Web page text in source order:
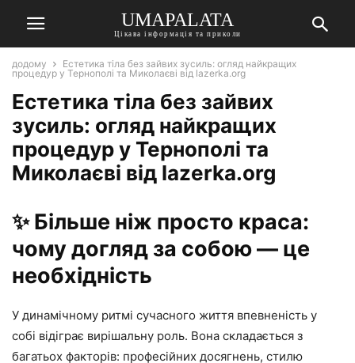
UMAPALATA
Цікава інформація та приколи
додому
Естетика тіла без зайвих зусиль: огляд найкращих
процедур у Тернополі та Миколаєві від lazerka.org
Естетика тіла без зайвих
зусиль: огляд найкращих
процедур у Тернополі та
Миколаєві від lazerka.org
✨ Більше ніж просто краса:
чому догляд за собою — це
необхідність
У динамічному ритмі сучасного життя впевненість у
собі відіграє вирішальну роль. Вона складається з
багатьох факторів: професійних досягнень, стилю